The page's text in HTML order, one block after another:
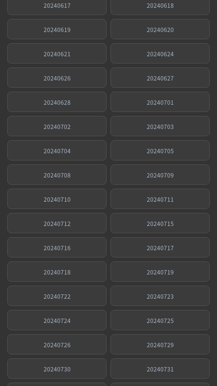
20240617 20240618
20240619 20240620
20240621 20240624
20240626 20240627
20240628 20240701
20240702 20240703
20240704 20240705
20240708 20240709
20240710 20240711
20240712 20240715
20240716 20240717
20240718 20240719
20240722 20240723
20240724 20240725
20240726 20240729
20240730 20240731